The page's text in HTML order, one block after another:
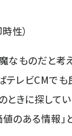
性）
ものだと考
テレビCMで
ときに探して
値のある情報」